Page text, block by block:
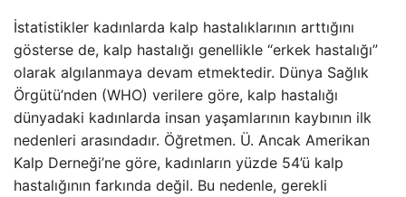
İstatistikler kadınlarda kalp hastalıklarının arttığını
gösterse de, kalp hastalığı genellikle “erkek hastalığı”
olarak algılanmaya devam etmektedir. Dünya Sağlık
Örgütü’nden (WHO) verilere göre, kalp hastalığı
dünyadaki kadınlarda insan yaşamlarının kaybının ilk
nedenleri arasındadır. Öğretmen. Ü. Ancak Amerikan
Kalp Derneği’ne göre, kadınların yüzde 54’ü kalp
hastalığının farkında değil. Bu nedenle, gerekli